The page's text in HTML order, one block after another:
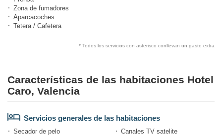
Zona de fumadores
Aparcacoches
Tetera / Cafetera
* Todos los servicios con asterisco conllevan un gasto extra
Características de las habitaciones Hotel
Caro, Valencia
Servicios generales de las habitaciones
Secador de pelo
Canales TV satelite